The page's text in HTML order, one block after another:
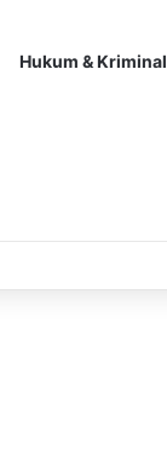
Hukum & Kriminal